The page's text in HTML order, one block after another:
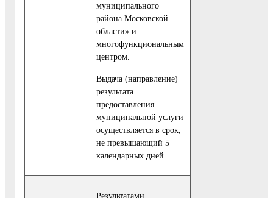
муниципального
района Московской
области» и
многофункциональным
центром.
Выдача (направление)
результата
предоставления
муниципальной услуги
осуществляется в срок,
не превышающий 5
календарных дней.
Результатами